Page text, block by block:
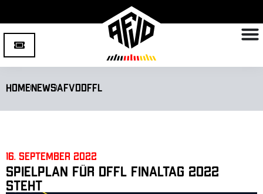
HomeNewsAFVDDFFL
16. September 2022
Spielplan für DFFL Finaltag 2022
steht